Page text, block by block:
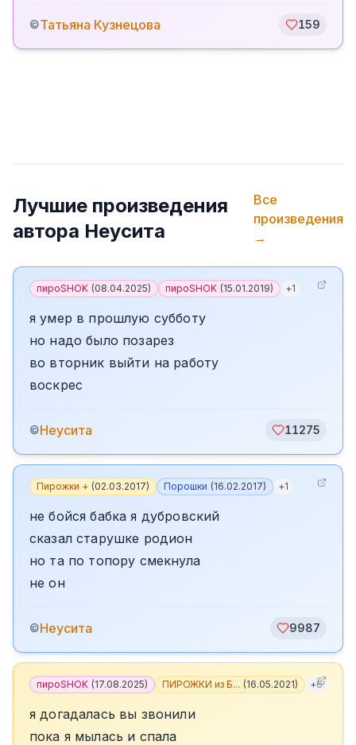
©Татьяна Кузнецова 159
Лучшие произведения
автора Неусита
Все
произведения
→
пироSHOK (08.04.2025) пироSHOK (15.01.2019) +1
я умер в прошлую субботу
но надо было позарез
во вторник выйти на работу
воскрес
©Неусита 11275
Пирожки + (02.03.2017) Порошки (16.02.2017) +1
не бойся бабка я дубровский
сказал старушке родион
но та по топору смекнула
не он
©Неусита 9987
пироSHOK (17.08.2025) ПИРОЖКИ из Б... (16.05.2021) +6
я догадалась вы звонили
пока я мылась и спала